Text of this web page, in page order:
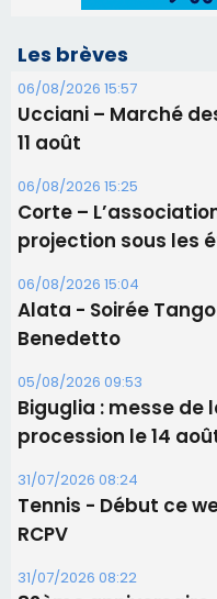
Alata - Soirée
Benedetto
05/08/2026 09:53
Biguglia : messe de
procession le 14 août
31/07/2026 08:24
Tennis - Début ce
RCPV
31/07/2026 08:22
82ème anniversaire
Commandant
Les plus lus
Satine Nomary est la
d'un spectacle qui ne